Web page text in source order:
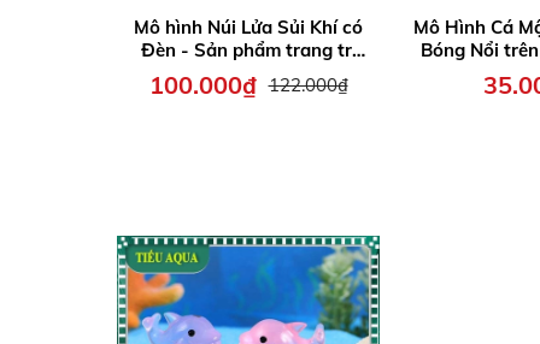
Mô hình Núi Lửa Sủi Khí có
Đèn - Sản phẩm trang trí
hồ cá thêm sinh động
100.000₫ 122.000₫
Mô Hình Cá
Bóng Nổi
Phụ kiện
cá thêm